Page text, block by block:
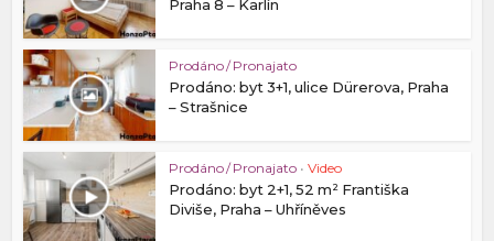
Praha 8 – Karlín
Prodáno / Pronajato
Prodáno: byt 3+1, ulice Dürerova, Praha
– Strašnice
Prodáno / Pronajato • Video
Prodáno: byt 2+1, 52 m² Františka
Diviše, Praha – Uhříněves